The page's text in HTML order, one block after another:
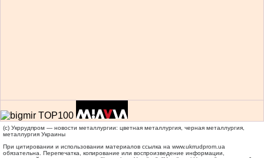
(c) Укррудпром — новости металлургии: цветная металлургия, черная металлургия,
металлургия Украины
При цитировании и использовании материалов ссылка на www.ukrrudprom.ua
обязательна. Перепечатка, копирование или воспроизведение информации,